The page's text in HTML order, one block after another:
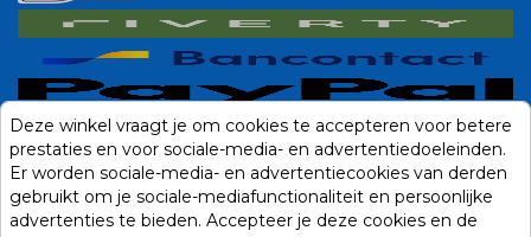
Deze winkel vraagt je om cookies te accepteren voor betere
prestaties en voor sociale-media- en advertentiedoeleinden.
Er worden sociale-media- en advertentiecookies van derden
gebruikt om je sociale-mediafunctionaliteit en persoonlijke
advertenties te bieden. Accepteer je deze cookies en de